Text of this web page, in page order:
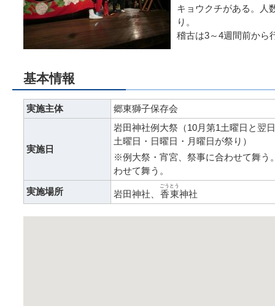
キョウクチがある。人
り。
稽古は3～4週間前から
基本情報
実施主体 郷東獅子保存会
実施日
岩田神社例大祭（10月第1土曜日と翌
土曜日・日曜日・月曜日が祭り）
※例大祭・宵宮、祭事に合わせて舞う
わせて舞う。
実施場所
岩田神社、 香東
ごうとう
神社